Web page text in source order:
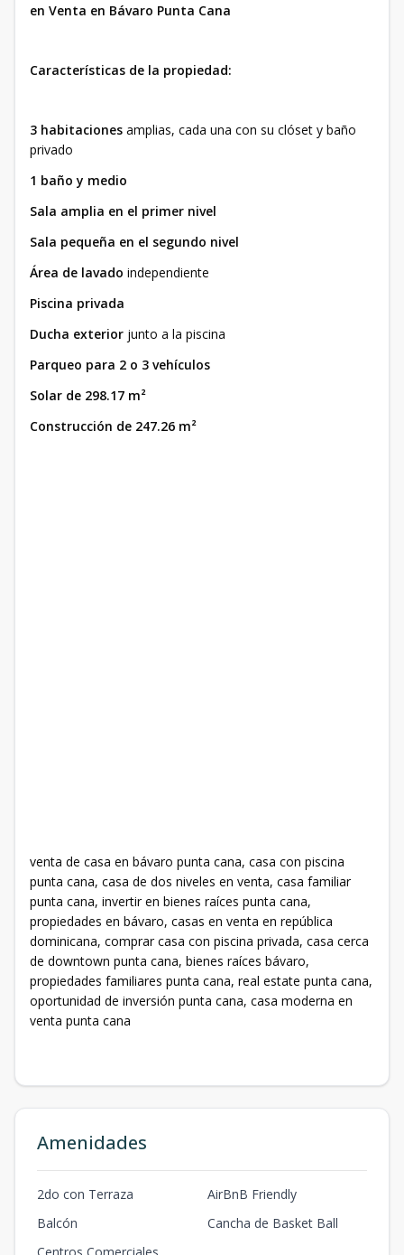
en Venta en Bávaro Punta Cana
Características de la propiedad:
3 habitaciones amplias, cada una con su clóset y baño
privado
1 baño y medio
Sala amplia en el primer nivel
Sala pequeña en el segundo nivel
Área de lavado independiente
Piscina privada
Ducha exterior junto a la piscina
Parqueo para 2 o 3 vehículos
Solar de 298.17 m²
Construcción de 247.26 m²
venta de casa en bávaro punta cana, casa con piscina
punta cana, casa de dos niveles en venta, casa familiar
punta cana, invertir en bienes raíces punta cana,
propiedades en bávaro, casas en venta en república
dominicana, comprar casa con piscina privada, casa cerca
de downtown punta cana, bienes raíces bávaro,
propiedades familiares punta cana, real estate punta cana,
oportunidad de inversión punta cana, casa moderna en
venta punta cana
Amenidades
2do con Terraza
AirBnB Friendly
Balcón
Cancha de Basket Ball